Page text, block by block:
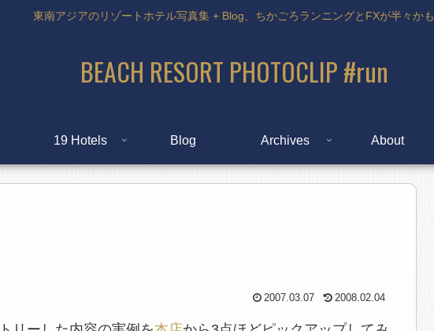
東南アジアのリゾートホテル写真集 + Blog、ちかごろランニングとFXが半々かも
BEACH RESORT PHOTOCLIP #run
19 Hotels Blog Archives About
2007.03.07 2008.02.04